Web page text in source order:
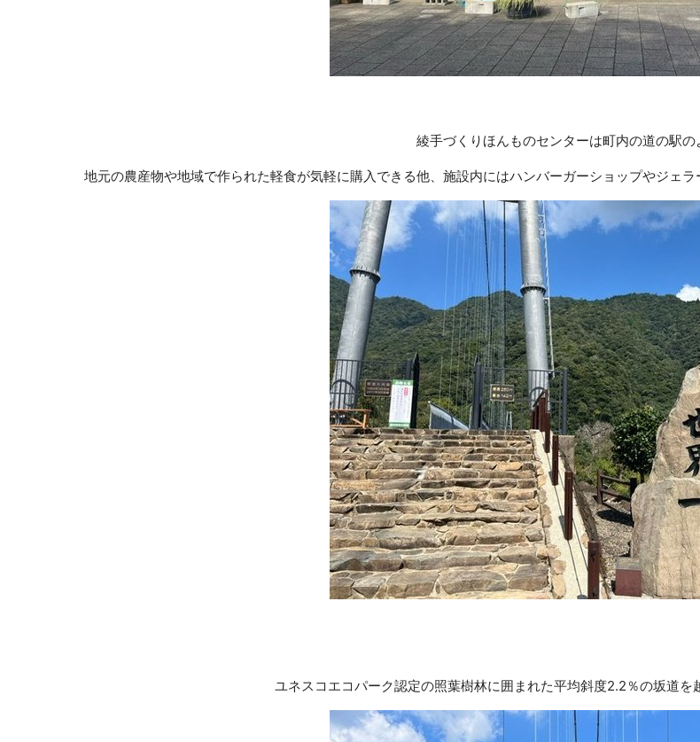
綾手づくりほんものセンターは町内の道の駅の
地元の農産物や地域で作られた軽食が気軽に購入できる他、施設内にはハンバーガーショップやジェ
ユネスコエコパーク認定の照葉樹林に囲まれた平均斜度2.2％の坂道を